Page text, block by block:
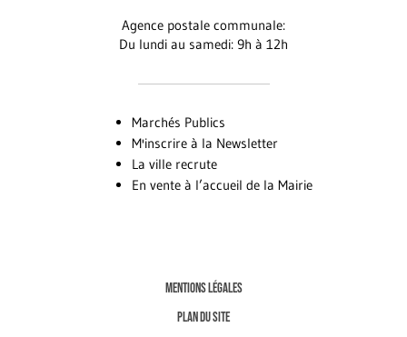
Agence postale communale:
Du lundi au samedi: 9h à 12h
Marchés Publics
M'inscrire à la Newsletter
La ville recrute
En vente à l’accueil de la Mairie
MENTIONS LÉGALES
PLAN DU SITE